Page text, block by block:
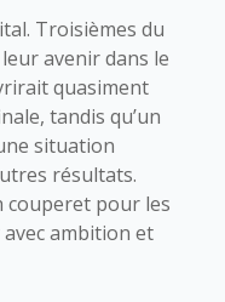
Troisièmes du
avenir dans le
quasiment
tandis qu’un
situation
résultats.
couperet pour les
ambition et